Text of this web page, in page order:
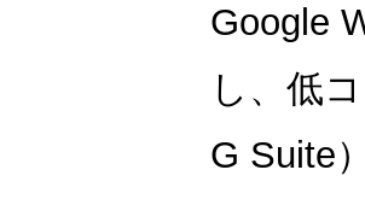
Google
し、低
G Suite